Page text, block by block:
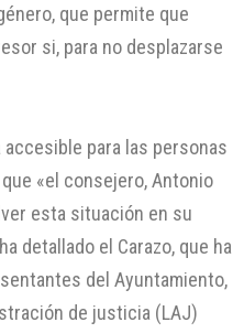
que permite que
si, para no desplazarse
accesible para las personas
«el consejero, Antonio
esta situación en su
detallado el Carazo, que ha
del Ayuntamiento,
de justicia (LAJ)